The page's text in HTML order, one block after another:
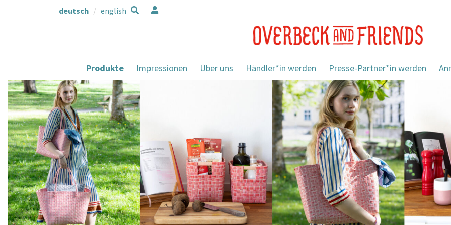
deutsch english
Produkte Impressionen Über uns Händler*in werden Presse-Partner*in werden